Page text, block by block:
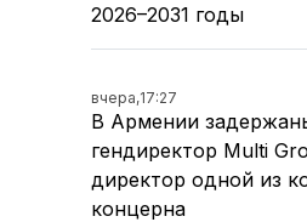
2026–2031 годы
вчера,17:27
В Армении
гендиректор Multi
директор одной из
концерна